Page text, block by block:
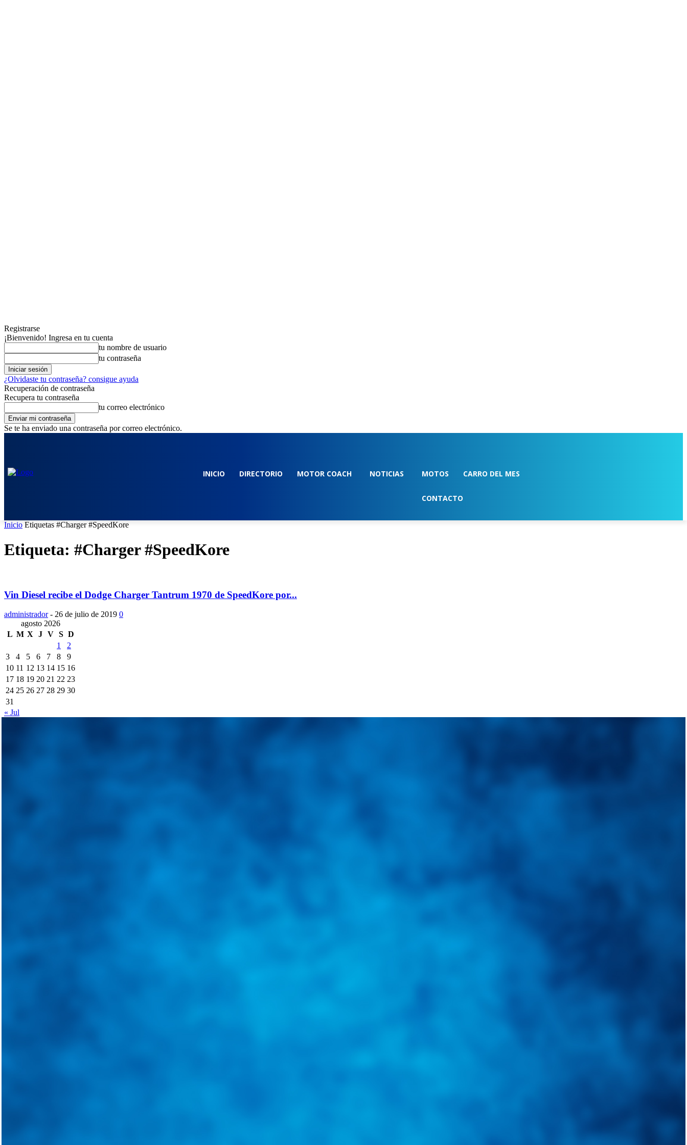
Registrarse
¡Bienvenido! Ingresa en tu cuenta
tu nombre de usuario
tu contraseña
¿Olvidaste tu contraseña? consigue ayuda
Recuperación de contraseña
Recupera tu contraseña
tu correo electrónico
Se te ha enviado una contraseña por correo electrónico.
INICIO DIRECTORIO MOTOR COACH NOTICIAS MOTOS CARRO DEL MES
CONTACTO
Inicio Etiquetas #Charger #SpeedKore
Etiqueta: #Charger #SpeedKore
Vin Diesel recibe el Dodge Charger Tantrum 1970 de SpeedKore por...
administrador - 26 de julio de 2019 0
agosto 2026
L M X J V S D
1
2
3
4 5 6 7 8
9
10 11 12 13 14 15 16
17 18 19 20 21 22 23
24 25 26 27 28 29 30
31
« Jul